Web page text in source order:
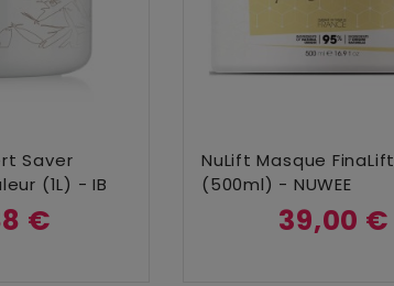
Panier
Saver
(1L) - IB
€
Ajouter Au Panier
NuLift Masque FinaLift
(500ml) - NUWEE
39,00 €